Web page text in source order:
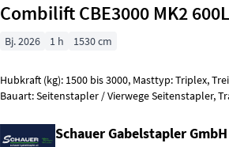
Combilift CBE3000 MK2
Bj. 2026 1 h 1530 cm
Hubkraft (kg): 1500 bis 3000, Masttyp: Triplex,
Bauart: Seitenstapler / Vierwege Seitenstapler, Tragkraft: 3000kg,
Schauer Gabelstapler GmbH